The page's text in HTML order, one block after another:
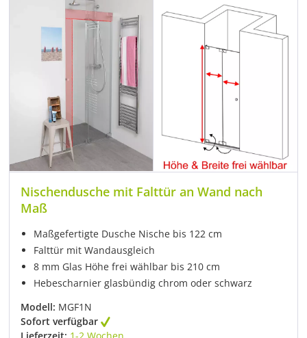
Nischendusche mit Falttür an Wand nach
Maß
Maßgefertigte Dusche Nische bis 122 cm
Falttür mit Wandausgleich
8 mm Glas Höhe frei wählbar bis 210 cm
Hebescharnier glasbündig chrom oder schwarz
Modell: MGF1N
Sofort verfügbar